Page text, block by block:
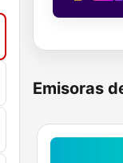
Emisoras